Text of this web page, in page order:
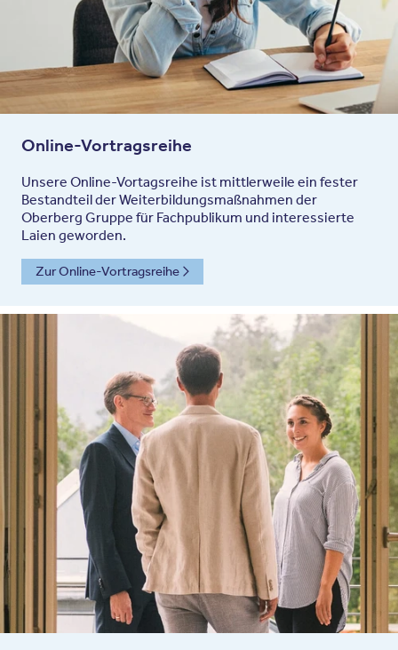
Online-Vortragsreihe
Unsere Online-Vortagsreihe ist mittlerweile ein fester
Bestandteil der Weiterbildungsmaßnahmen der
Oberberg Gruppe für Fachpublikum und interessierte
Laien geworden.
Zur Online-Vortragsreihe